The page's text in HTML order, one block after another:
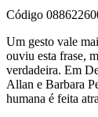
Código
Um gesto vale
ouviu esta frase,
verdadeira. Em
Allan e Barbara
humana é feita